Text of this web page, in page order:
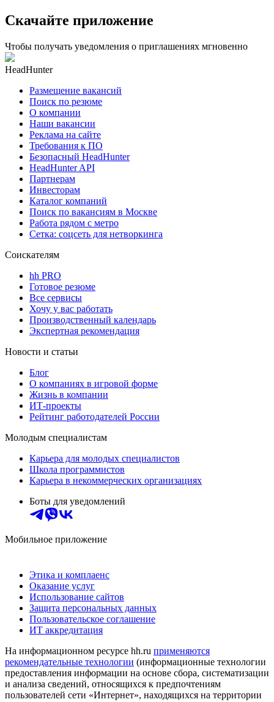
Скачайте приложение
Чтобы получать уведомления о приглашениях мгновенно
HeadHunter
Размещение вакансий
Поиск по резюме
О компании
Наши вакансии
Реклама на сайте
Требования к ПО
Безопасный HeadHunter
HeadHunter API
Партнерам
Инвесторам
Каталог компаний
Поиск по вакансиям в Москве
Работа рядом с метро
Сетка: соцсеть для нетворкинга
Соискателям
hh PRO
Готовое резюме
Все сервисы
Хочу у вас работать
Производственный календарь
Экспертная рекомендация
Новости и статьи
Блог
О компаниях в игровой форме
Жизнь в компании
ИТ-проекты
Рейтинг работодателей России
Молодым специалистам
Карьера для молодых специалистов
Школа программистов
Карьера в некоммерческих организациях
Боты для уведомлений
Мобильное приложение
Этика и комплаенс
Оказание услуг
Использование сайтов
Защита персональных данных
Пользовательское соглашение
ИТ аккредитация
На информационном ресурсе hh.ru применяются
рекомендательные технологии (информационные технологии
предоставления информации на основе сбора, систематизации
и анализа сведений, относящихся к предпочтениям
пользователей сети «Интернет», находящихся на территории